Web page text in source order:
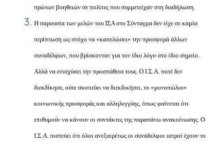
πρώτων βοηθειών σε πολίτες που συμμετείχαν στη διαδήλωση.
Η παρουσία των μελών του ΙΣΑ στο Σύνταγμα δεν είχε σε καμία
περίπτωση ως στόχο να «καπελώσει» την προσφορά άλλων
συναδέλφων, που βρίσκονταν για τον ίδιο λόγο στο ίδιο σημείο.
Αλλά να ενισχύσει την προσπάθεια τους. Ο Ι.Σ.Α. ποτέ δεν
διεκδίκησε, ούτε σκοπεύει να διεκδικήσει, το «μονοπώλιο»
κοινωνικής προσφοράς και αλληλεγγύης, όπως φαίνεται ότι
επιθυμούν να κάνουν οι συντάκτες της παραπάνω ανακοίνωσης. Ο
Ι.Σ.Α. πιστεύει ότι όλοι ανεξαιρέτως οι συνάδελφοι ιατροί έχουν το